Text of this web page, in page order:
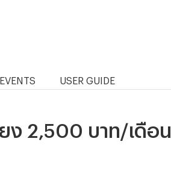
USER GUIDE
ยง 2,500 บาท/เดือน